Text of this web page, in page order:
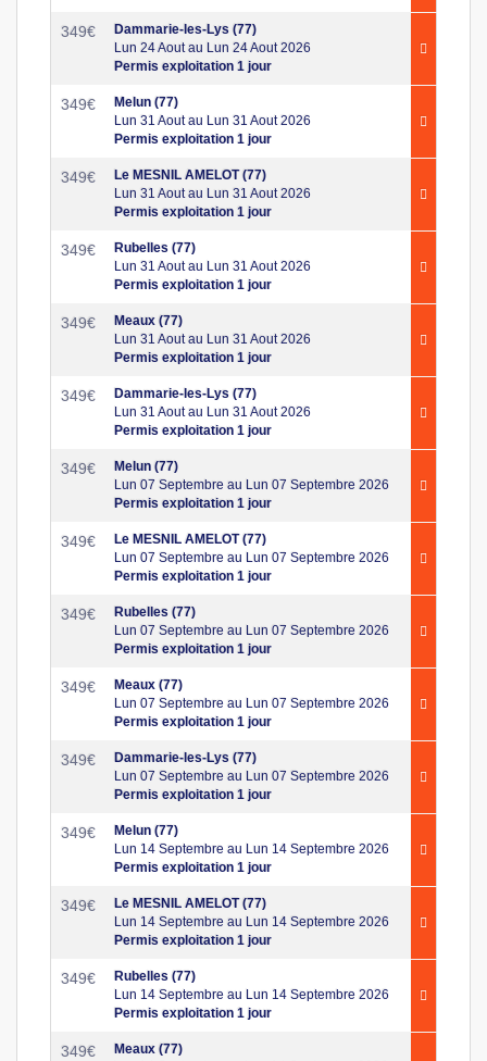
349€
Dammarie-les-Lys (77)
Lun 24 Aout au Lun 24 Aout 2026
Permis exploitation 1 jour
349€
Melun (77)
Lun 31 Aout au Lun 31 Aout 2026
Permis exploitation 1 jour
349€
Le MESNIL AMELOT (77)
Lun 31 Aout au Lun 31 Aout 2026
Permis exploitation 1 jour
349€
Rubelles (77)
Lun 31 Aout au Lun 31 Aout 2026
Permis exploitation 1 jour
349€
Meaux (77)
Lun 31 Aout au Lun 31 Aout 2026
Permis exploitation 1 jour
349€
Dammarie-les-Lys (77)
Lun 31 Aout au Lun 31 Aout 2026
Permis exploitation 1 jour
349€
Melun (77)
Lun 07 Septembre au Lun 07 Septembre 2026
Permis exploitation 1 jour
349€
Le MESNIL AMELOT (77)
Lun 07 Septembre au Lun 07 Septembre 2026
Permis exploitation 1 jour
349€
Rubelles (77)
Lun 07 Septembre au Lun 07 Septembre 2026
Permis exploitation 1 jour
349€
Meaux (77)
Lun 07 Septembre au Lun 07 Septembre 2026
Permis exploitation 1 jour
349€
Dammarie-les-Lys (77)
Lun 07 Septembre au Lun 07 Septembre 2026
Permis exploitation 1 jour
349€
Melun (77)
Lun 14 Septembre au Lun 14 Septembre 2026
Permis exploitation 1 jour
349€
Le MESNIL AMELOT (77)
Lun 14 Septembre au Lun 14 Septembre 2026
Permis exploitation 1 jour
349€
Rubelles (77)
Lun 14 Septembre au Lun 14 Septembre 2026
Permis exploitation 1 jour
349€
Meaux (77)